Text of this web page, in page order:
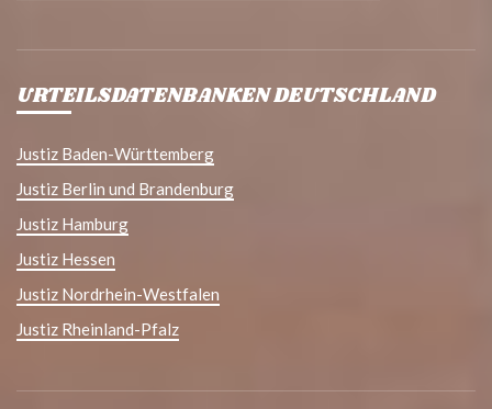
URTEILSDATENBANKEN DEUTSCHLAND
Justiz Baden-Württemberg
Justiz Berlin und Brandenburg
Justiz Hamburg
Justiz Hessen
Justiz Nordrhein-Westfalen
Justiz Rheinland-Pfalz